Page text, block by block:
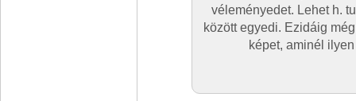
véleményedet. Lehet h.
között egyedi. Ezidáig
képet, aminél